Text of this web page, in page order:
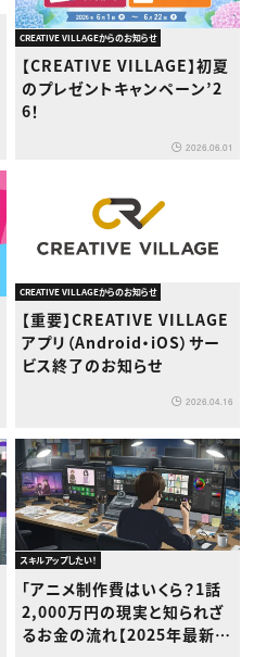
CREATIVE VILLAGEからのお知らせ
【CREATIVE VILLAGE】初夏
のプレゼントキャンペーン’2
6！
2026.06.01
CREATIVE VILLAGEからのお知らせ
【重要】CREATIVE VILLAGE
アプリ（Android・iOS）サー
ビス終了のお知らせ
2026.04.16
スキルアップしたい！
「アニメ制作費はいくら？1話
2,000万円の現実と知られざ
るお金の流れ【2025年最新